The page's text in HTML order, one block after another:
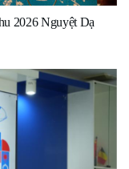
2026 Nguyệt Dạ